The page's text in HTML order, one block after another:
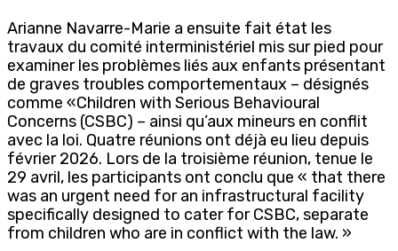
Arianne Navarre-Marie a ensuite fait état les
travaux du comité interministériel mis sur pied pour
examiner les problèmes liés aux enfants présentant
de graves troubles comportementaux – désignés
comme «Children with Serious Behavioural
Concerns (CSBC) – ainsi qu’aux mineurs en conflit
avec la loi. Quatre réunions ont déjà eu lieu depuis
février 2026. Lors de la troisième réunion, tenue le
29 avril, les participants ont conclu que « that there
was an urgent need for an infrastructural facility
specifically designed to cater for CSBC, separate
from children who are in conflict with the law. »